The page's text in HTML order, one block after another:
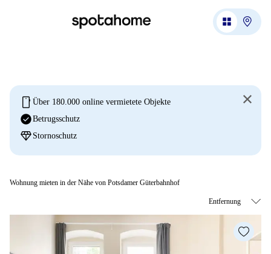
mobile Über 180.000 online vermietete Objekte
check_circleBetrugsschutz
diamond Stornoschutz
Wohnung mieten in der Nähe von Potsdamer Güterbahnhof